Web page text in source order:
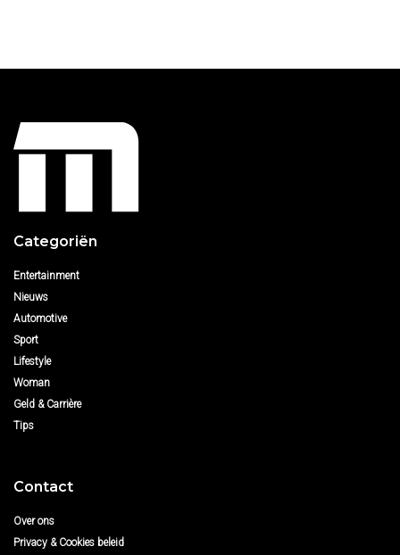
Categoriën
Entertainment
Nieuws
Automotive
Sport
Lifestyle
Woman
Geld & Carrière
Tips
Contact
Over ons
Privacy & Cookies beleid